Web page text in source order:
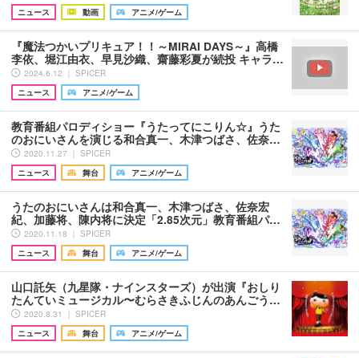
ニュース
動画 アニメ/ゲーム
『魔法つかいプリキュア！！～MIRAI DAYS～』高橋
李依、堀江由衣、早見沙織、齋藤彩夏が続投 キャラ…
2024.6.12 ｜ SPICER
ニュース
アニメ/ゲーム
教育番組パロディショー『うたってにこりん☆』うた
のおにいさんを演じる和合真一、木津つばさ、佐奈…
2020.11.27 ｜ SPICER
ニュース
舞台 アニメ/ゲーム
うたのおにいさんは和合真一、木津つばさ、佐奈宏
紀、加藤将、陳内将に決定「2.85次元」教育番組パ…
2020.11.18 ｜ SPICER
ニュース
舞台 アニメ/ゲーム
山口託矢（九星隊・ナインスターズ）が出演『おしり
たんていミュージカル〜むらさきふじんのあんごう…
2020.8.31 ｜ SPICER
ニュース
舞台 アニメ/ゲーム